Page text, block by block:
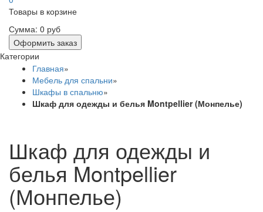
Товары в корзине
Сумма: 0 руб
Оформить заказ
Категории
Главная»
Мебель для спальни»
Шкафы в спальню»
Шкаф для одежды и белья Montpellier (Монпелье)
Шкаф для одежды и
белья Montpellier
(Монпелье)